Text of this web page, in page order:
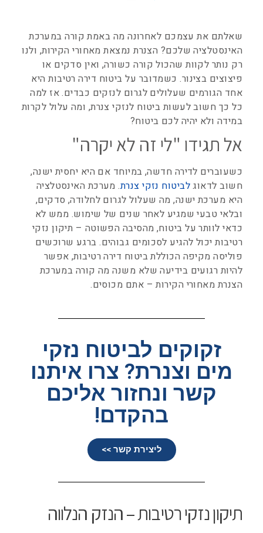
שאלתם את עצמכם לאחרונה מה באמת קורה במערכת
האינסטלציה שלכם? הצנרת נמצאת מאחורי הקירות, ולנו
רק נותר לקוות שהכול קורה כשורה, ואין סדקים או
פיצוצים בצינור. כשמדובר על ביטוח דירה רטיבות היא
אחד הגורמים שעלולים לגרום לנזקים כבדים. אז למה
כל כך חשוב לעשות ביטוח לנזקי צנרת, ומה עלול לקרות
במידה ולא יהיה לכם ביטוח?
אל תגידו "לי זה לא יקרה"
כשעוברים לדירה חדשה, במיוחד אם היא יחסית ישנה,
חשוב לדאוגלביטוח נזקי צנרת. מערכת האינסטלציה
היא מערכת ישנה, מה שעלול לגרום לחלודה, סדקים,
ובלאי טבעי שמגיע לאחר שנים של שימוש. ממש לא
כדאי לוותר על ביטוח, מהסיבה הפשוטה – תיקון נזקי
רטיבות יכול להגיע לסכומים גבוהים. ברגע שרוכשים
פוליסה מקיפה הכוללת ביטוח דירה רטיבות, אפשר
להיות רגועים בידיעה שלא משנה מה קורה במערכת
הצנרת מאחורי הקירות – אתם מכוסים.
זקוקים לביטוח נזקי
מים וצנרת? צרו איתנו
קשר ונחזור אליכם
בהקדם!
ליצירת קשר >>
תיקון נזקי רטיבות – הנזק הנלווה